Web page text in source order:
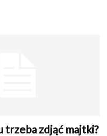
trzeba zdjąć majtki?